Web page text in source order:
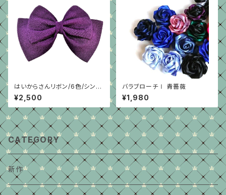
はいからさんリボン/6色/シンプ
ル型
¥2,500
バラブローチⅠ 青薔薇
¥1,980
CATEGORY
新作